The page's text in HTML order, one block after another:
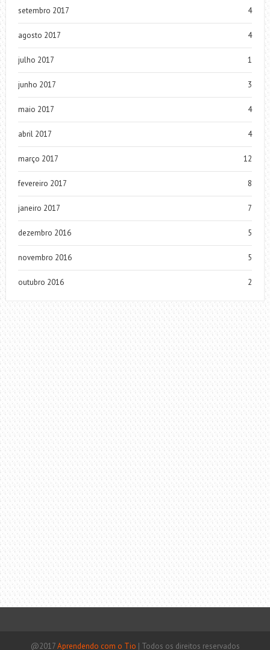
setembro 2017 4
agosto 2017 4
julho 2017 1
junho 2017 3
maio 2017 4
abril 2017 4
março 2017 12
fevereiro 2017 8
janeiro 2017 7
dezembro 2016 5
novembro 2016 5
outubro 2016 2
@2017Aprendendo com o Tio | Todos os direitos reservados